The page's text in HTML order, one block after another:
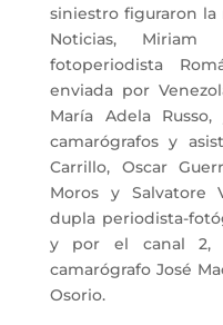
siniestro figuraron
Noticias,
fotoperiodista
enviada por
María Adela
camarógrafos y
Carrillo, Oscar
Moros y Salvatore
dupla periodista-
y por el canal 2,
camarógrafo José
Osorio.